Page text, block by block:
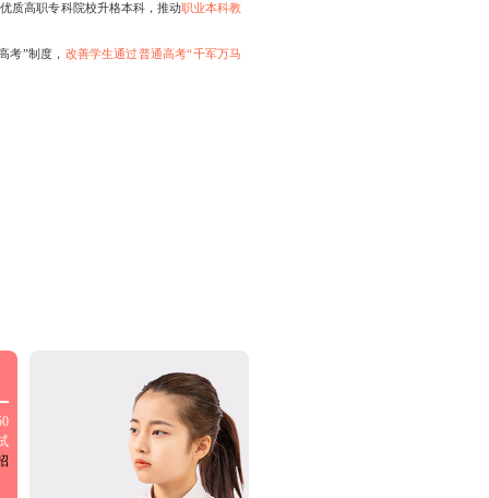
质高职专科院校升格本科，推动职业本科教
考”制度， 改善学生通过普通高考“千军万马